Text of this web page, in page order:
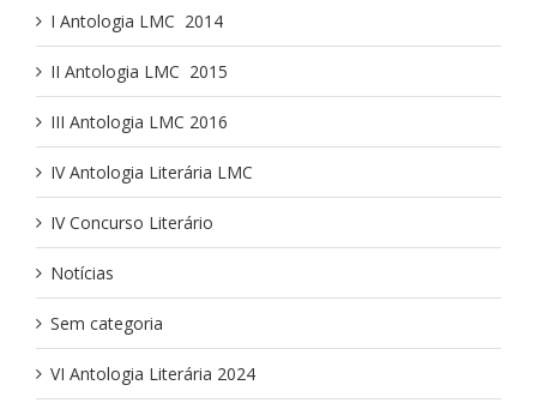
I Antologia LMC ­ 2014
II Antologia LMC ­ 2015
III Antologia LMC 2016
IV Antologia Literária LMC
IV Concurso Literário
Notícias
Sem categoria
VI Antologia Literária 2024